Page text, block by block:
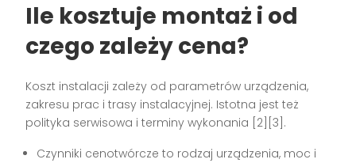
Ile kosztuje montaż i od
czego zależy cena?
Koszt instalacji zależy od parametrów urządzenia,
zakresu prac i trasy instalacyjnej. Istotna jest też
polityka serwisowa i terminy wykonania [2][3] .
Czynniki cenotwórcze to rodzaj urządzenia, moc i